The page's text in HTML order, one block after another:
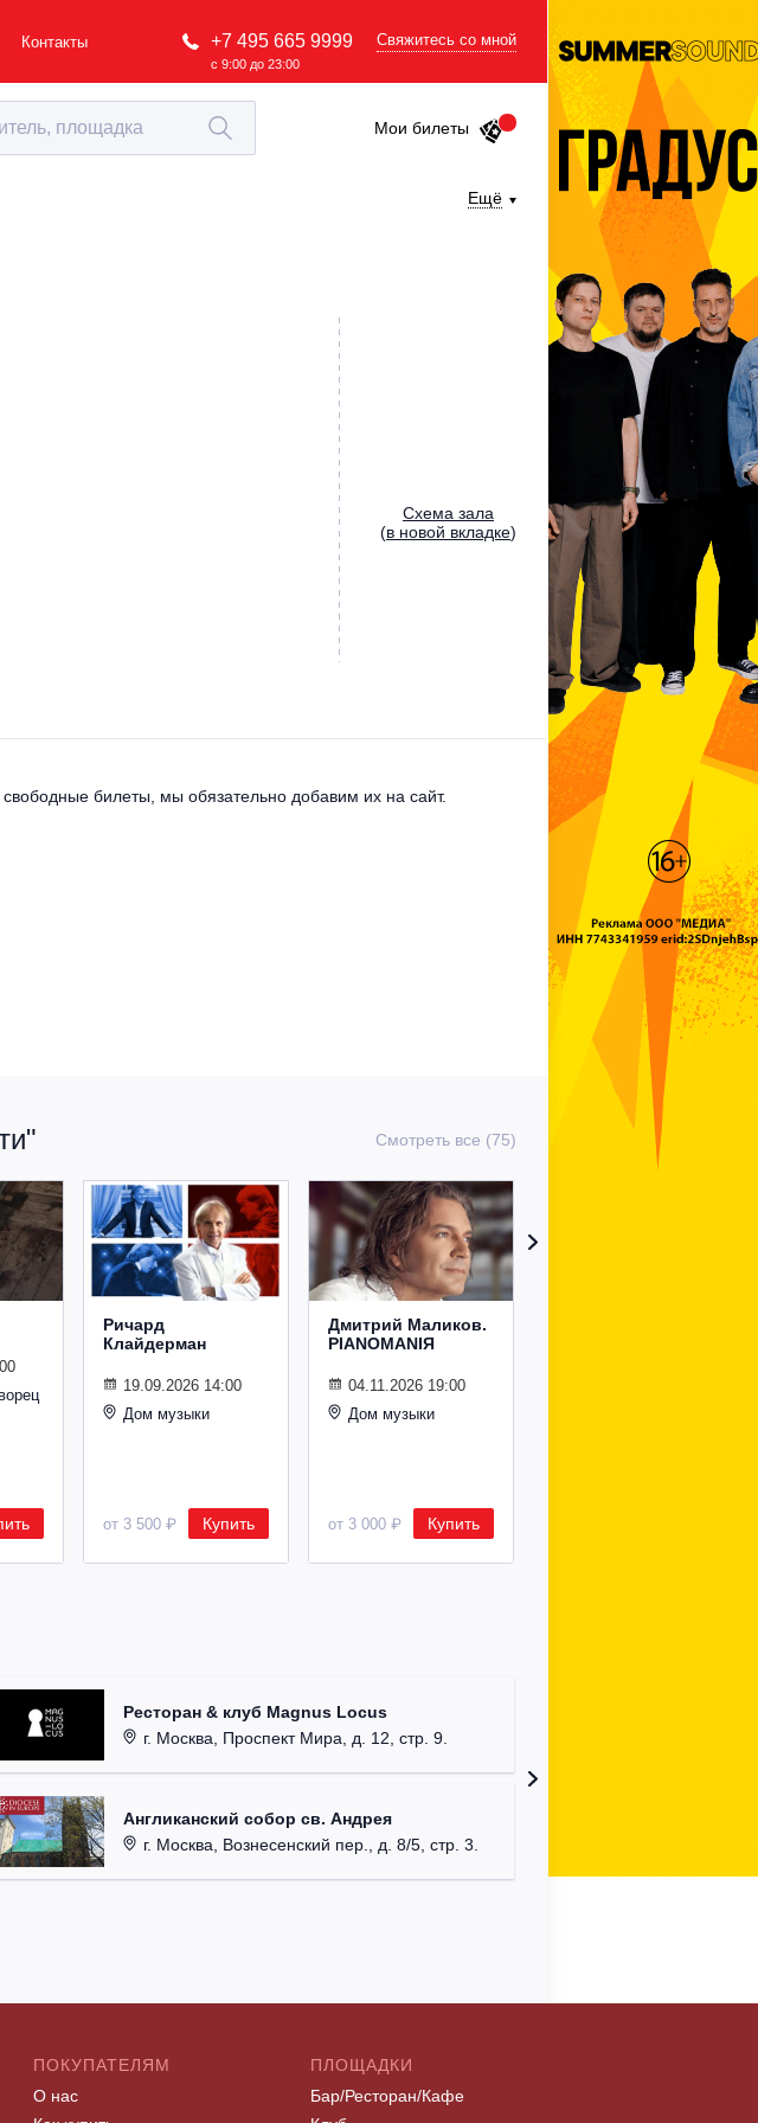
Контакты +7 495 665 9999
с 9:00 до 23:00
Свяжитесь со мной
Мои билеты
Ещё
Cхема зала
(в новой вкладке)
билеты, мы обязательно добавим их на сайт.
Смотреть все (75)
Ричард
Клайдерман
19.09.2026 14:00
Дом музыки
от 3 500 ₽ Купить
Дмитрий Маликов.
PIANOMANIЯ
04.11.2026 19:00
Дом музыки
от 3 000 ₽ Купить
Ресторан & клуб Magnus Locus
г. Москва, Проспект Мира, д. 12, стр. 9.
Англиканский собор св. Андрея
г. Москва, Вознесенский пер., д. 8/5, стр. 3.
ПОКУПАТЕЛЯМ
О нас
ПЛОЩАДКИ
Бар/Ресторан/Кафе